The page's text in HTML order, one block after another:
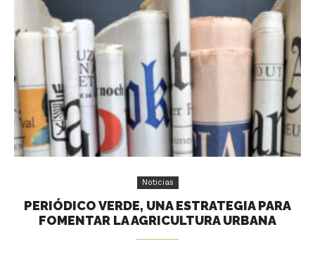
Noticias
PERIÓDICO VERDE, UNA ESTRATEGIA PARA
FOMENTAR LA AGRICULTURA URBANA